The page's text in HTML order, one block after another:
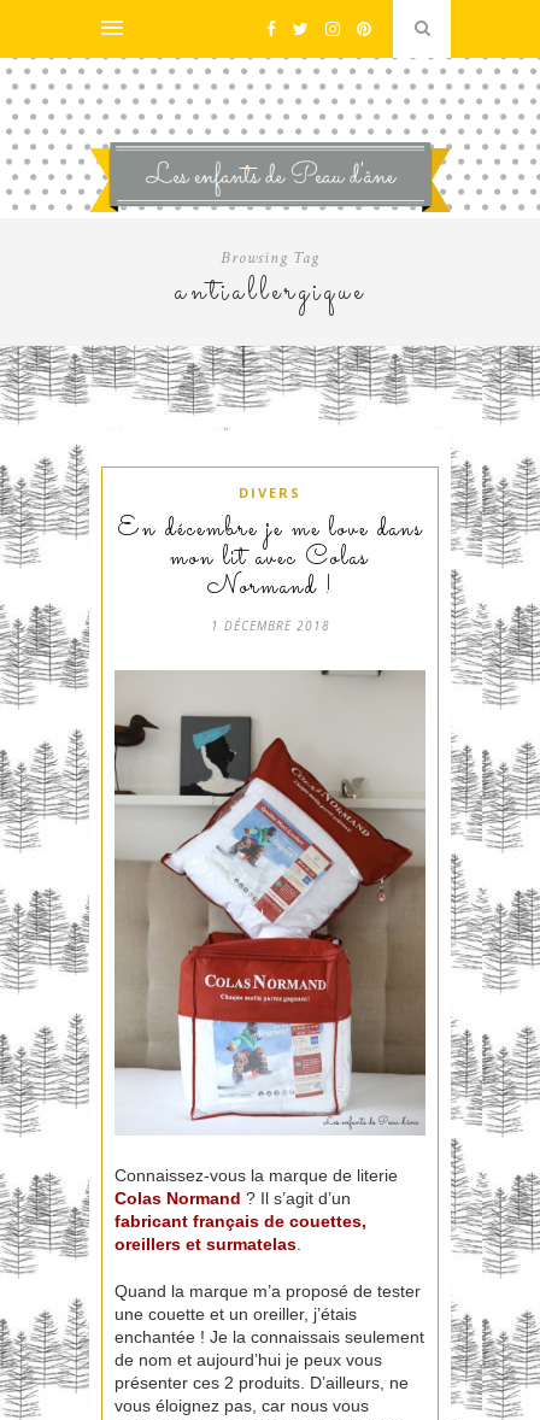
Browsing Tag
antiallergique
DIVERS
En décembre je me love dans
mon lit avec Colas
Normand !
1 DÉCEMBRE 2018
Connaissez-vous la marque de literie
Colas Normand ? Il s’agit d’un
fabricant français de couettes,
oreillers et surmatelas.
Quand la marque m’a proposé de tester
une couette et un oreiller, j’étais
enchantée ! Je la connaissais seulement
de nom et aujourd’hui je peux vous
présenter ces 2 produits. D’ailleurs, ne
vous éloignez pas, car nous vous